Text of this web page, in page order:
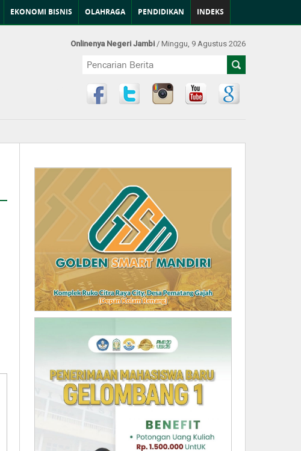
EKONOMI BISNIS OLAHRAGA PENDIDIKAN INDEKS
Onlinenya Negeri Jambi / Minggu, 9 Agustus 2026